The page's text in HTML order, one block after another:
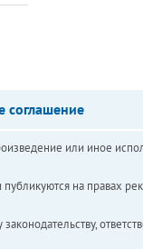
соглашение
или иное
на правах